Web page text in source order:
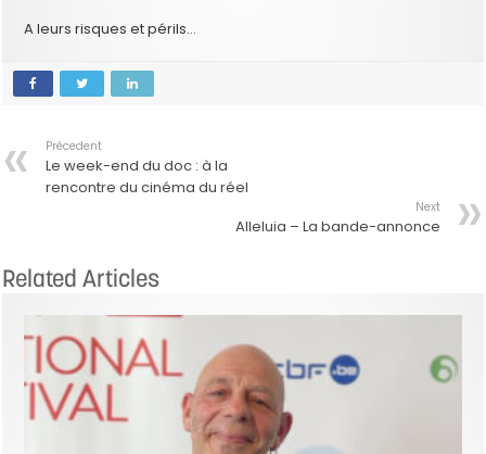
A leurs risques et périls…
Précedent
Le week-end du doc : à la
rencontre du cinéma du réel
Next
Alleluia – La bande-annonce
Related Articles